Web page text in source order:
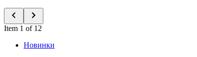
Item 1 of 12
Новинки